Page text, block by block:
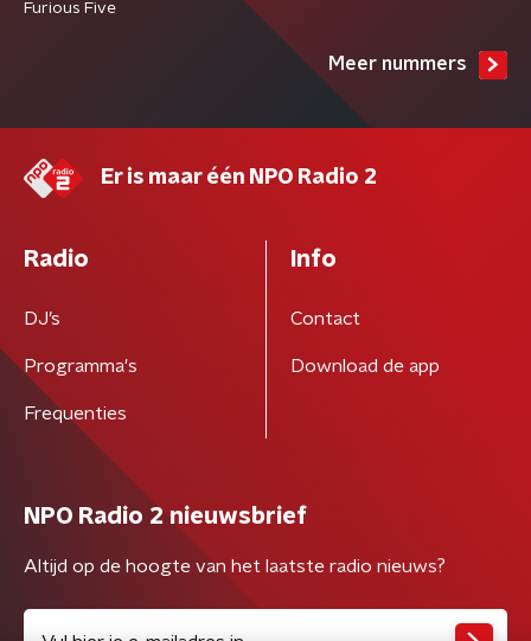
Furious Five
Meer nummers
Er is maar één NPO Radio 2
Radio
DJ’s
Programma's
Frequenties
Info
Contact
Download de app
NPO Radio 2 nieuwsbrief
Altijd op de hoogte van het laatste radio nieuws?